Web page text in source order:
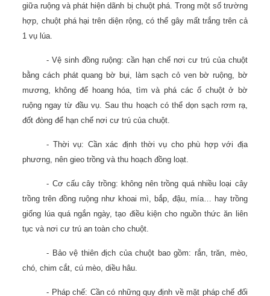
giữa ruộng và phát hiện dãnh bị chuột phá. Trong một số trường
hợp, chuột phá hại trên diện rộng, có thể gây mất trắng trên cả
1 vụ lúa.
- Vệ sinh đồng ruộng: cần hạn chế nơi cư trú của chuột
bằng cách phát quang bờ bụi, làm sạch cỏ ven bờ ruộng, bờ
mương, không để hoang hóa, tìm và phá các ổ chuột ở bờ
ruộng ngay từ đầu vụ. Sau thu hoạch có thể dọn sạch rơm rạ,
đốt đòng để hạn chế nơi cư trú của chuột.
- Thời vụ: Cần xác định thời vụ cho phù hợp với địa
phương, nên gieo trồng và thu hoạch đồng loạt.
- Cơ cấu cây trồng: không nên trồng quá nhiều loại cây
trồng trên đồng ruộng như khoai mì, bắp, đậu, mía… hay trồng
giống lúa quá ngắn ngày, tạo điều kiện cho nguồn thức ăn liên
tục và nơi cư trú an toàn cho chuột.
- Bảo vệ thiên địch của chuột bao gồm: rắn, trăn, mèo,
chó, chim cắt, cú mèo, diều hâu.
- Pháp chế: Cần có những quy định về mặt pháp chế đối